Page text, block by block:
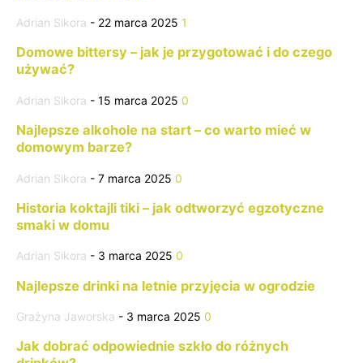
Adrian Sikora - 22 marca 2025 1
Domowe bittersy – jak je przygotować i do czego
używać?
Adrian Sikora - 15 marca 2025 0
Najlepsze alkohole na start – co warto mieć w
domowym barze?
Adrian Sikora - 7 marca 2025 0
Historia koktajli tiki – jak odtworzyć egzotyczne
smaki w domu
Adrian Sikora - 3 marca 2025 0
Najlepsze drinki na letnie przyjęcia w ogrodzie
Grażyna Jaworska - 3 marca 2025 0
Jak dobrać odpowiednie szkło do różnych